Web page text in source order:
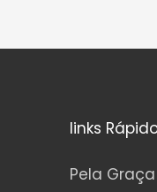
links
Pela Graça